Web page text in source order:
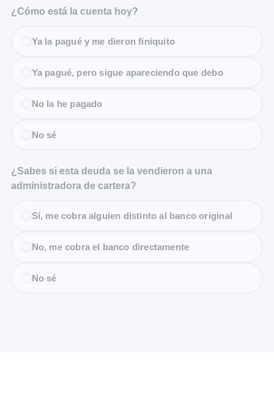
¿Cómo está la cuenta hoy?
Ya la pagué y me dieron finiquito
Ya pagué, pero sigue apareciendo que debo
No la he pagado
No sé
¿Sabes si esta deuda se la vendieron a una
administradora de cartera?
Sí, me cobra alguien distinto al banco original
No, me cobra el banco directamente
No sé